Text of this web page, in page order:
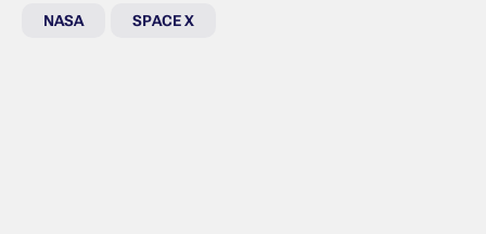
NASA SPACE X